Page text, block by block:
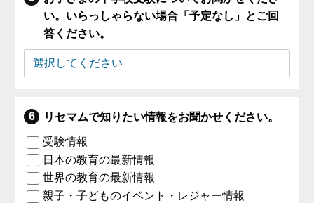
い。いらっしゃらない場合「予定なし」とご回
答ください。
リセマムで知りたい情報をお聞かせください。
受験情報
日本の教育の最新情報
世界の教育の最新情報
親子・子どものイベント・レジャー情報